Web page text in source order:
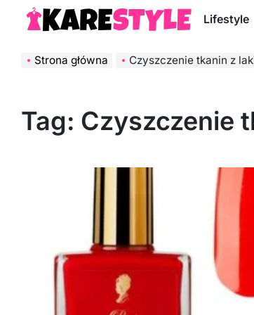
KareStyle.pl
Lifestyle
Strona główna Czyszczenie tkanin z
Tag: Czyszczenie